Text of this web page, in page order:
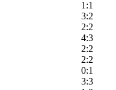
1:1
3:2
2:2
4:3
2:2
2:2
0:1
3:3